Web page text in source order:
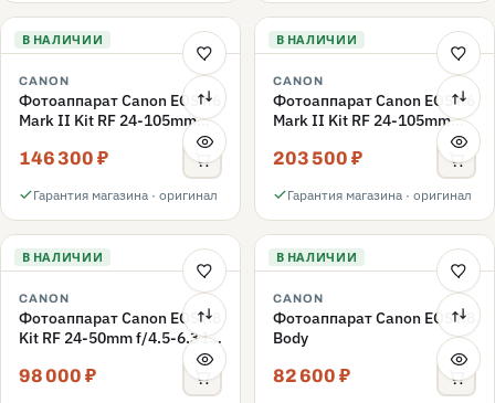
В НАЛИЧИИ
CANON
Фотоаппарат Canon EOS R6
Mark II Kit RF 24-105mm
146 300 ₽
Гарантия магазина · оригинал
В НАЛИЧИИ
CANON
Фотоаппарат Canon EOS R6
Mark II Kit RF 24-105mm
203 500 ₽
Гарантия магазина · оригинал
В НАЛИЧИИ
CANON
Фотоаппарат Canon EOS R8
Kit RF 24-50mm f/4.5-6.3 IS
98 000 ₽
В НАЛИЧИИ
CANON
Фотоаппарат Canon EOS R8
Body
82 600 ₽